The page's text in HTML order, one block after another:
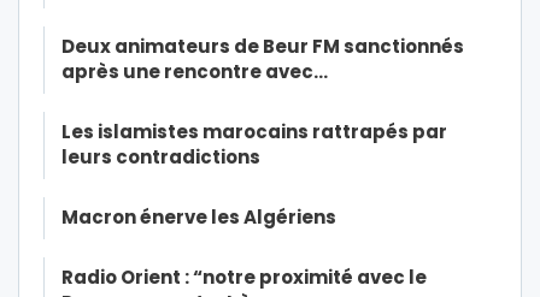
Deux animateurs de Beur FM sanctionnés
après une rencontre avec…
Les islamistes marocains rattrapés par
leurs contradictions
Macron énerve les Algériens
Radio Orient : “notre proximité avec le